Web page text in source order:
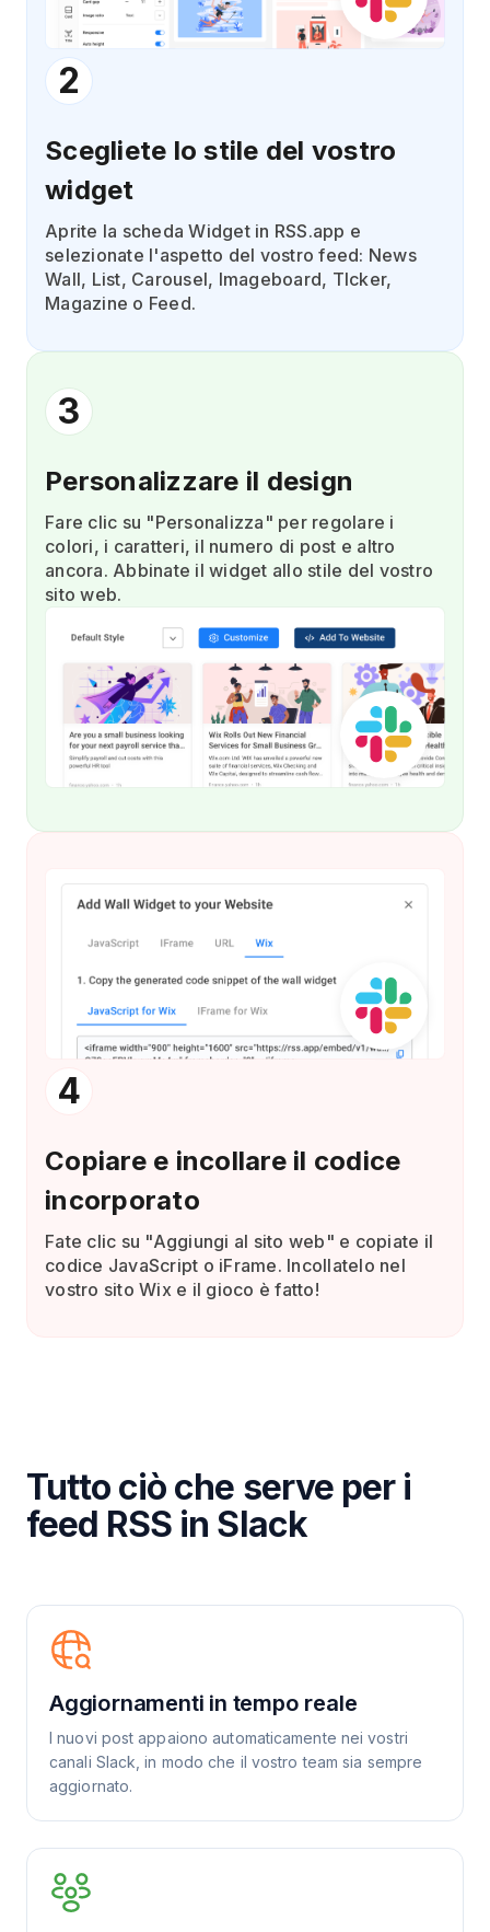
2
Scegliete lo stile del vostro
widget
Aprite la scheda Widget in RSS.app e
selezionate l'aspetto del vostro feed: News
Wall, List, Carousel, Imageboard, TIcker,
Magazine o Feed.
3
Personalizzare il design
Fare clic su "Personalizza" per regolare i
colori, i caratteri, il numero di post e altro
ancora. Abbinate il widget allo stile del vostro
sito web.
4
Copiare e incollare il codice
incorporato
Fate clic su "Aggiungi al sito web" e copiate il
codice JavaScript o iFrame. Incollatelo nel
vostro sito Wix e il gioco è fatto!
Tutto ciò che serve per i
feed RSS in Slack
Aggiornamenti in tempo reale
I nuovi post appaiono automaticamente nei vostri
canali Slack, in modo che il vostro team sia sempre
aggiornato.